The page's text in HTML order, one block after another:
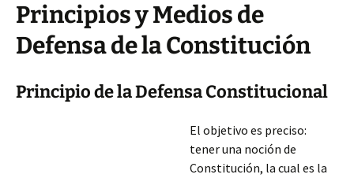
Principios y Medios de
Defensa de la Constitución
Principio de la Defensa Constitucional
El objetivo es preciso:
tener una noción de
Constitución, la cual es la